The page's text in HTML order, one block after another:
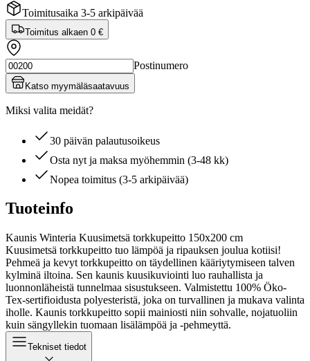
Toimitusaika 3-5 arkipäivää
Toimitus alkaen 0 €
Postinumero
Katso myymäläsaatavuus
Miksi valita meidät?
30 päivän palautusoikeus
Osta nyt ja maksa myöhemmin (3-48 kk)
Nopea toimitus (3-5 arkipäivää)
Tuoteinfo
Kaunis Winteria Kuusimetsä torkkupeitto 150x200 cm
Kuusimetsä torkkupeitto tuo lämpöä ja ripauksen joulua kotiisi!
Pehmeä ja kevyt torkkupeitto on täydellinen kääriytymiseen talven
kylminä iltoina. Sen kaunis kuusikuviointi luo rauhallista ja
luonnonläheistä tunnelmaa sisustukseen. Valmistettu 100% Öko-
Tex-sertifioidusta polyesteristä, joka on turvallinen ja mukava valinta
iholle. Kaunis torkkupeitto sopii mainiosti niin sohvalle, nojatuoliin
kuin sängyllekin tuomaan lisälämpöä ja -pehmeyttä.
Tekniset tiedot